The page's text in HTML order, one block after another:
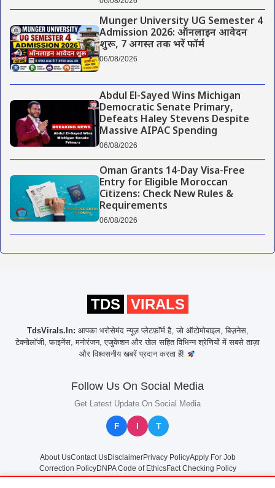
Munger University UG Semester 4
Admission 2026: ऑनलाइन आवेदन
शुरू, 7 अगस्त तक भरें फॉर्म
06/08/2026
Abdul El-Sayed Wins Michigan
Democratic Senate Primary,
Defeats Haley Stevens Despite
Massive AIPAC Spending
06/08/2026
Oman Grants 14-Day Visa-Free
Entry for Eligible Moroccan
Citizens: Check New Rules &
Requirements
06/08/2026
TDS VIRALS
TdsVirals.In: आपका भरोसेमंद न्यूज़ प्लेटफ़ॉर्म है, जो ऑटोमोबाइल, बिज़नेस,
टेक्नोलॉजी, फाइनेंस, मनोरंजन, एजुकेशन और खेल सहित विभिन्न श्रेणियों में सबसे ताज़ा
और विश्वसनीय खबरें प्रदान करता हैं!
Follow Us On Social Media
Get Latest Update On Social Media
F I T
About UsContact UsDisclaimerPrivacy PolicyApply For Job
Correction PolicyDNPA Code of EthicsFact Checking Policy